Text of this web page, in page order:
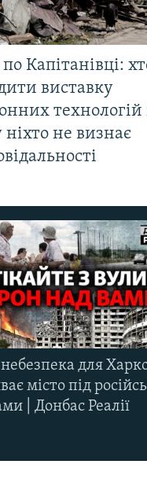
Капітанівці:
виставку
технологій
не визнає
для
місто під
| Донбас Реалії